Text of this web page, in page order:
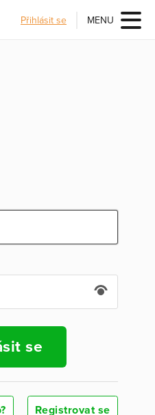
Přihlásit se MENU
se
Registrovat se